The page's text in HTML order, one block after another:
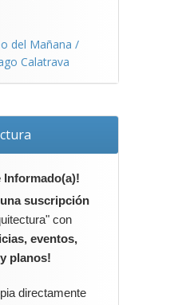
del Mañana /
Calatrava
Informado(a)!
suscripción
con
eventos,
planos!
directamente